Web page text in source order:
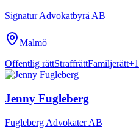
Signatur Advokatbyrå AB
Malmö
Offentlig rättStraffrättFamiljerätt+1
Jenny Fugleberg
Fugleberg Advokater AB